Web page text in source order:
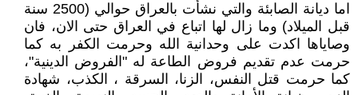
اما ديانة الصابئة والتي نشأت بالعراق حوالي (2500 سنة
قبل الميلاد) وما زال لها اتباع في العراق حتى الان، فان
وصاياها اكدت على وحدانية الله وحرمت الكفر به كما
حرمت عدم تقديم فروض الطاعة له "الفروض الدينية"،
كما حرمت قتل النفس، الزنا، السرقة ، الكذب، شهادة